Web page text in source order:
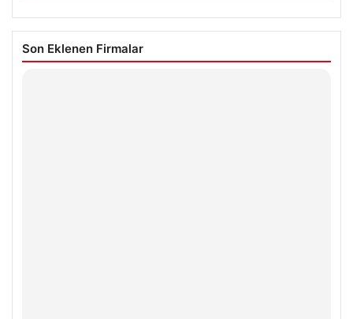
Son Eklenen Firmalar